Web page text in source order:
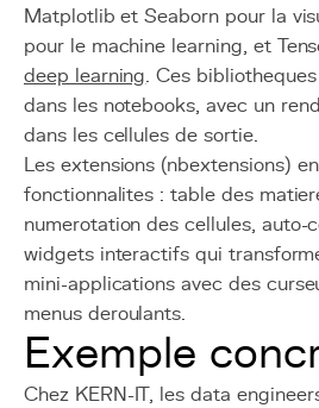
Matplotlib et Seaborn pour la
pour le machine learning, et
deep learning. Ces
dans les notebooks, avec un
dans les cellules de sortie.
Les extensions (nbextensions)
fonctionnalites : table des
numerotation des cellules, auto-
widgets interactifs qui
mini-applications avec des
menus deroulants.
Exemple
Chez KERN-IT, les data